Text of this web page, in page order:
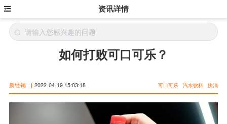
资讯详情
如何打败可口可乐？
新经销 | 2022-04-19 15:03:18 可口可乐 汽水饮料 快消